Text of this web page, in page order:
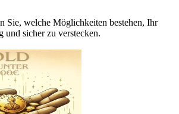
Sie, welche Möglichkeiten bestehen, Ihr
sicher zu verstecken.